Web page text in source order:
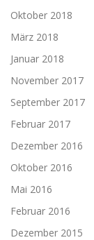
Oktober 2018
März 2018
Januar 2018
November 2017
September 2017
Februar 2017
Dezember 2016
Oktober 2016
Mai 2016
Februar 2016
Dezember 2015